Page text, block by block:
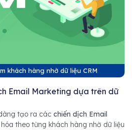
khách hàng nhờ dữ liệu CRM
Email Marketing dựa trên dữ
tạo ra các chiến dịch Email
theo từng khách hàng nhờ dữ liệu